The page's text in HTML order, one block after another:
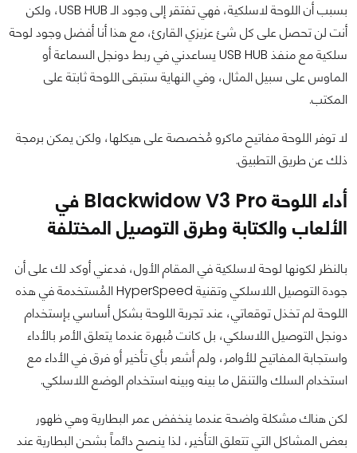
بسبب أن اللوحة لاسلكية، فهي تفتقر إلى وجود
الـ USB HUB، ولكن
أنت لن تحصل على كل شئ عزيزي القارئ، مع هذا أنا أفضل وجود لوحة
سلكية مع منفذ USB HUB يساعدني في ربط دونجل السماعة أو
الماوس على سبيل المثال، وفي النهاية ستبقى اللوحة ثابتة على
المكتب.
لا توفر اللوحة مفاتيح ماكرو مُخصصة على هيكلها، ولكن يمكن برمجة
ذلك عن طريق التطبيق.
أداء اللوحة Blackwidow V3 Pro في
الألعاب والكتابة وطرق التوصيل المختلفة
بالنظر لكونها لوحة لاسلكية في المقام الأول، فدعني أوكد لك على أن
جودة التوصيل اللاسلكي وتقنية HyperSpeed المُستخدمة في هذه
اللوحة لم تخذل توقعاتي، عند تجربة اللوحة بشكل أساسي بإستخدام
دونجل التوصيل اللاسلكي، بل كانت مُبهرة عندما يتعلق الأمر بالأداء
واستجابة المفاتيح للأوامر، ولم أشعر بأي تأخير أو فرق في الأداء مع
استخدام السلك والتنقل ما بينه وبينه استخدام الوضع اللاسلكي.
لكن هناك مشكلة واضحة عندما ينخفض عمر البطارية وهي ظهور
بعض المشاكل التي تتعلق التأخير، لذا ينصح دائماً بشحن البطارية عند